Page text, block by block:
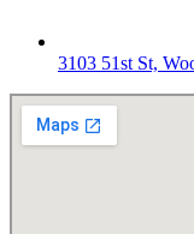
3103 51st St,